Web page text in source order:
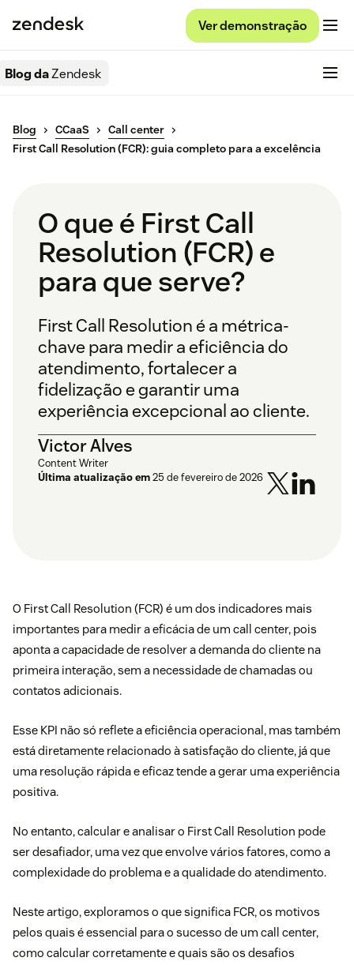
Ver demonstração
Blog daZendesk
Blog CCaaS
Call center
First Call Resolution (FCR): guia completo para a excelência
O que é First Call
Resolution (FCR) e
para que serve?
First Call Resolution é a métrica-
chave para medir a eficiência do
atendimento, fortalecer a
fidelização e garantir uma
experiência excepcional ao cliente.
Victor Alves
Content Writer
Última atualização em25 de fevereiro de 2026
O First Call Resolution (FCR) é um dos indicadores mais
importantes para medir a eficácia de um call center, pois
aponta a capacidade de resolver a demanda do cliente na
primeira interação, sem a necessidade de chamadas ou
contatos adicionais.
Esse KPI não só reflete a eficiência operacional, mas também
está diretamente relacionado à satisfação do cliente, já que
uma resolução rápida e eficaz tende a gerar uma experiência
positiva.
No entanto, calcular e analisar o First Call Resolution pode
ser desafiador, uma vez que envolve vários fatores, como a
complexidade do problema e a qualidade do atendimento.
Neste artigo, exploramos o que significa FCR, os motivos
pelos quais é essencial para o sucesso de um call center,
como calcular corretamente e quais são os desafios